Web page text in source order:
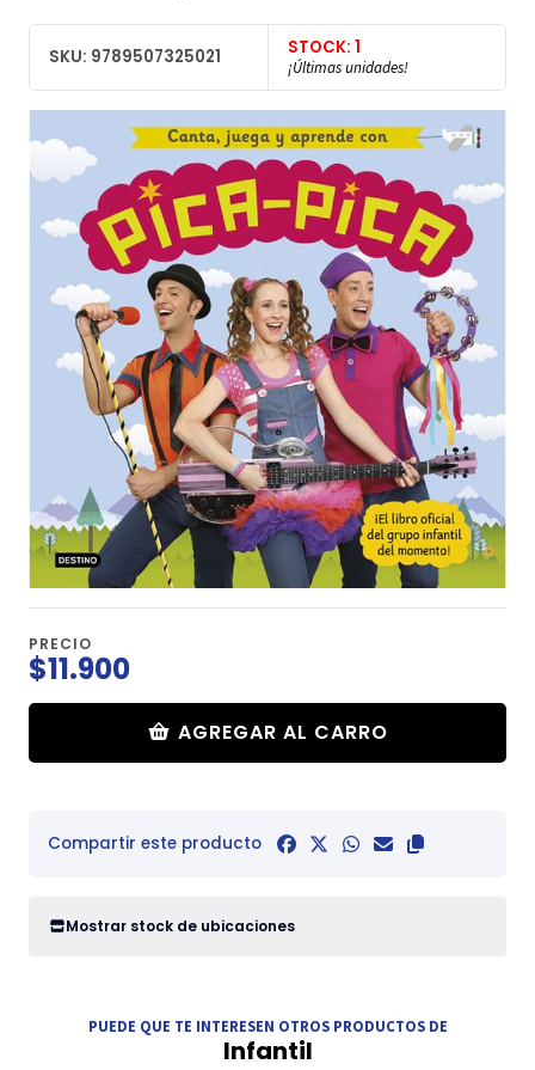
SKU: 9789507325021 STOCK: 1
¡Últimas unidades!
PRECIO
$11.900
AGREGAR AL CARRO
Compartir este producto
Mostrar stock de ubicaciones
PUEDE QUE TE INTERESEN OTROS PRODUCTOS DE
Infantil